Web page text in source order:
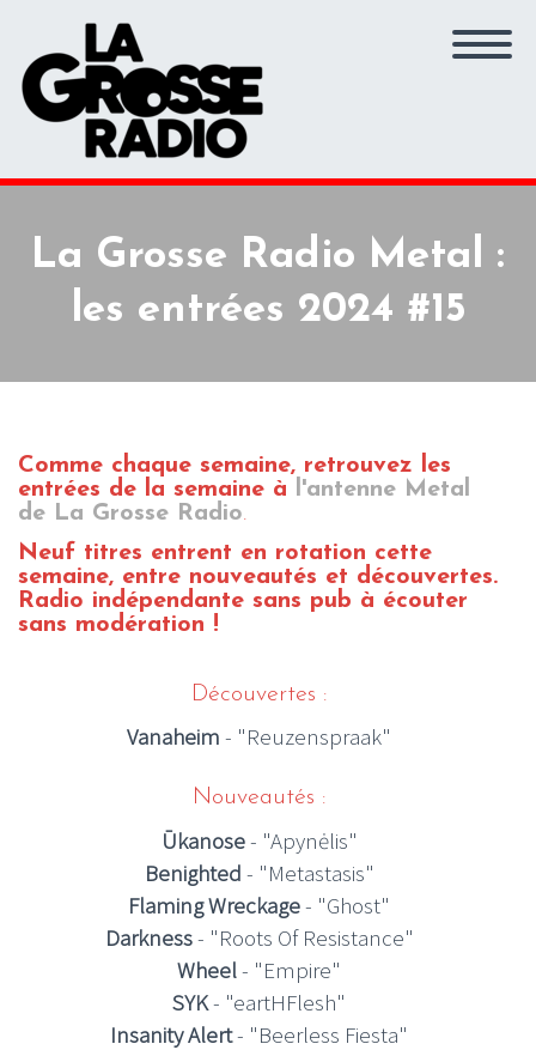
La Grosse Radio Metal :
les entrées 2024 #15
Comme chaque semaine, retrouvez les
entrées de la semaine à l'antenne Metal
de La Grosse Radio.
Neuf titres entrent en rotation cette
semaine, entre nouveautés et découvertes.
Radio indépendante sans pub à écouter
sans modération !
Découvertes :
Vanaheim - "Reuzenspraak"
Nouveautés :
Ūkanose- "Apynėlis"
Benighted - "Metastasis"
Flaming Wreckage- "Ghost"
Darkness- "Roots Of Resistance"
Wheel- "Empire"
SYK- "eartHFlesh"
Insanity Alert- "Beerless Fiesta"